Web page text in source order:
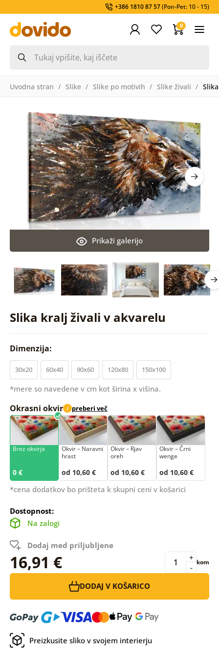
+386 1810 87 57(Pon-Pet: 10 - 15)
0
Uvodna stran Slike Slike po motivih Slike živali
Slika kralj živali v akvarelu
Prikaži galerijo
Dimenzija:
30x20 60x40 90x60 120x80 150x100
*mere so navedene v cm kot širina x višina.
Okrasni okvir i preberi več
Brez okvirja
0 €
Okvir – Naravni
hrast
od 10,60 €
Okvir – Rjav
oreh
od 10,60 €
Okvir – Črni
wenge
od 10,60 €
*cena dodatkov bo prišteta k skupni ceni v košarici
Dostopnost:
Na zalogi
Dodaj med priljubljene
16,91 € -
+ kom
DODAJ V KOŠARICO
Preizkusite sliko v svojem interierju